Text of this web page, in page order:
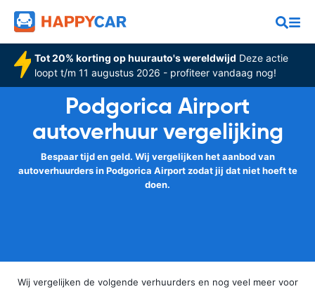
Tot 20% korting op huurauto's wereldwijd Deze actie
loopt t/m 11 augustus 2026 - profiteer vandaag nog!
Podgorica Airport
autoverhuur vergelijking
Bespaar tijd en geld. Wij vergelijken het aanbod van
autoverhuurders in Podgorica Airport zodat jij dat niet hoeft te
doen.
Wij vergelijken de volgende verhuurders en nog veel meer voor